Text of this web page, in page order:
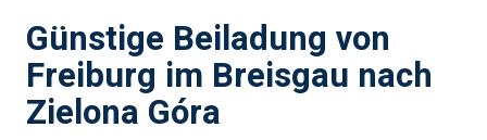
Günstige Beiladung von
Freiburg im Breisgau nach
Zielona Góra